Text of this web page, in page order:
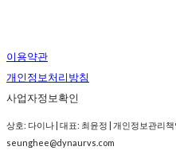
이용약관
개인정보처리방침
사업자정보확인
상호: 다이나 | 대표: 최윤정 | 개인정보관리
seunghee@dynaurvs.com